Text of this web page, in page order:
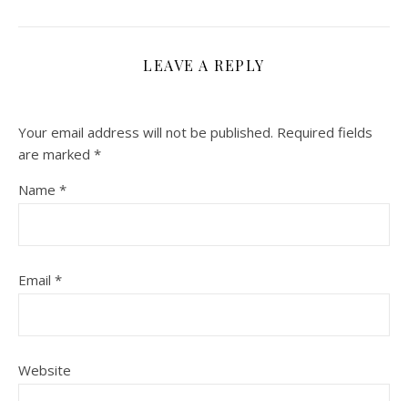
LEAVE A REPLY
Your email address will not be published. Required fields
are marked *
Name *
Email *
Website